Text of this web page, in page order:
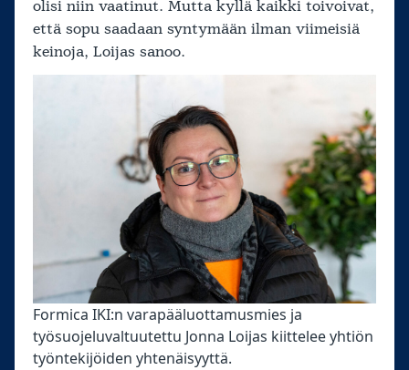
olisi niin vaatinut. Mutta kyllä kaikki toivoivat,
että sopu saadaan syntymään ilman viimeisiä
keinoja, Loijas sanoo.
Formica IKI:n varapääluottamusmies ja
työsuojeluvaltuutettu Jonna Loijas kiittelee yhtiön
työntekijöiden yhtenäisyyttä.